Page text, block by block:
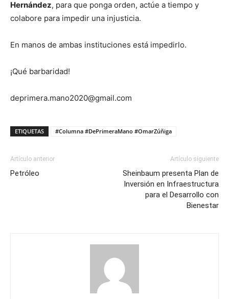
Hernández, para que ponga orden, actúe a tiempo y
colabore para impedir una injusticia.
En manos de ambas instituciones está impedirlo.
¡Qué barbaridad!
deprimera.mano2020@gmail.com
ETIQUETAS #Columna #DePrimeraMano #OmarZúñiga
Artículo anterior
Petróleo
Artículo siguiente
Sheinbaum presenta Plan de
Inversión en Infraestructura
para el Desarrollo con
Bienestar